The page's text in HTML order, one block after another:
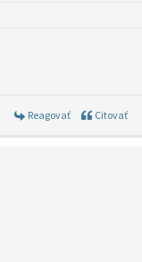
Reagovať Citovať